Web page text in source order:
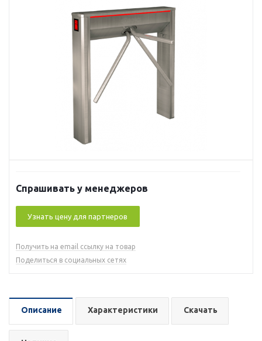
Спрашивать у менеджеров
Узнать цену для партнеров
Получить на email ссылку на товар
Поделиться в социальных сетях
Описание Характеристики Скачать